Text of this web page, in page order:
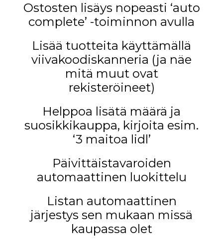
Ostosten lisäys nopeasti ‘auto
complete’ -toiminnon avulla
Lisää tuotteita käyttämällä
viivakoodiskanneria (ja näe
mitä muut ovat
rekisteröineet)
Helppoa lisätä määrä ja
suosikkikauppa, kirjoita esim.
‘3 maitoa lidl’
Päivittäistavaroiden
automaattinen luokittelu
Listan automaattinen
järjestys sen mukaan missä
kaupassa olet